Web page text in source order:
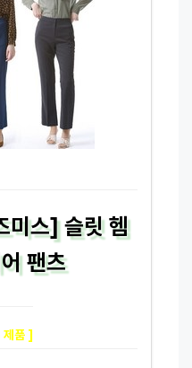
미스] 슬릿 헴
팬츠
품 ]